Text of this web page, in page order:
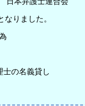
りました。
の名義貸し